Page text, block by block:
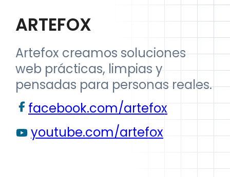
ARTEFOX
Artefox creamos soluciones
web prácticas, limpias y
pensadas para personas reales.
facebook.com/artefox
youtube.com/artefox